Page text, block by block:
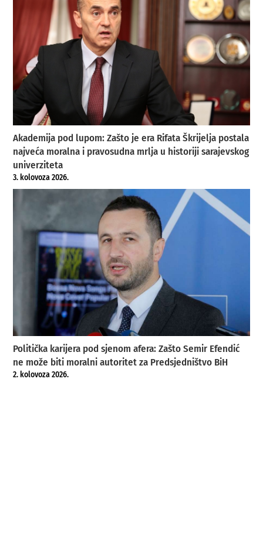
Akademija pod lupom: Zašto je era Rifata Škrijelja postala
najveća moralna i pravosudna mrlja u historiji sarajevskog
univerziteta
3. kolovoza 2026.
Politička karijera pod sjenom afera: Zašto Semir Efendić
ne može biti moralni autoritet za Predsjedništvo BiH
2. kolovoza 2026.